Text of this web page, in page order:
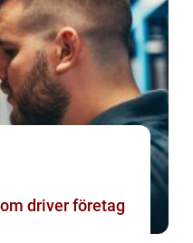
driver företag